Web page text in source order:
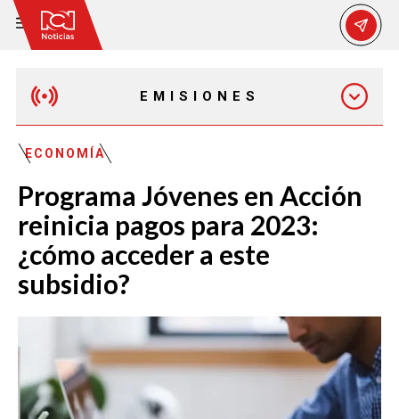
EMISIONES
EMISIÓN 12:30 PM
EMISIÓN 7:00 PM
EMISIÓN 11:30 PM
ECONOMÍA
Programa Jóvenes en Acción
reinicia pagos para 2023:
¿cómo acceder a este
subsidio?